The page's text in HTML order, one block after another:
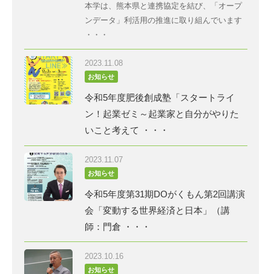
本学は、熊本県と連携協定を結び、「オープ
ンデータ」利活用の推進に取り組んでいます
・・・
2023.11.08
お知らせ
令和5年度肥後創成塾「スタートライ
ン！起業ゼミ～起業家と自分がやりた
いこと考えて ・・・
2023.11.07
お知らせ
令和5年度第31期DOがくもん第2回講演
会「変動する世界経済と日本」（講
師：門倉 ・・・
2023.10.16
お知らせ